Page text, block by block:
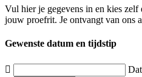
Vul hier je gegevens in en kies
jouw proefrit. Je ontvangt van ons
Gewenste datum en tijdstip